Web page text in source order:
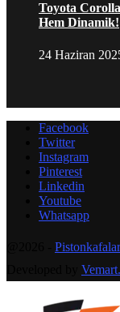
Toyota
Hem Dinamik!
24 Haziran
Facebook
Twitter
Instagram
Pinterest
Linkedin
Youtube
Whatsapp
Pistonkafalar